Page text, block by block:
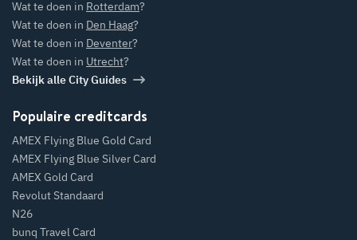
Wat te doen in Rotterdam?
Wat te doen in Den Haag?
Wat te doen in Deventer?
Wat te doen in Utrecht?
Bekijk alle City Guides
Populaire creditcards
AMEX Flying Blue Gold Card
AMEX Flying Blue Silver Card
AMEX Gold Card
Revolut Standaard
N26
bunq Travel Card